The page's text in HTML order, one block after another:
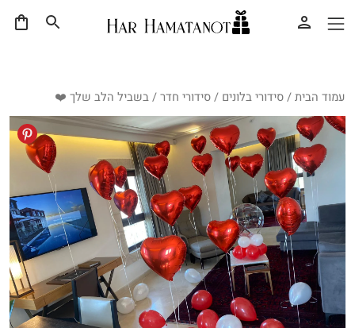
עמוד הבית/סידורי בלונים /סידורי חדר/ בשביל הלב שלך ❤️